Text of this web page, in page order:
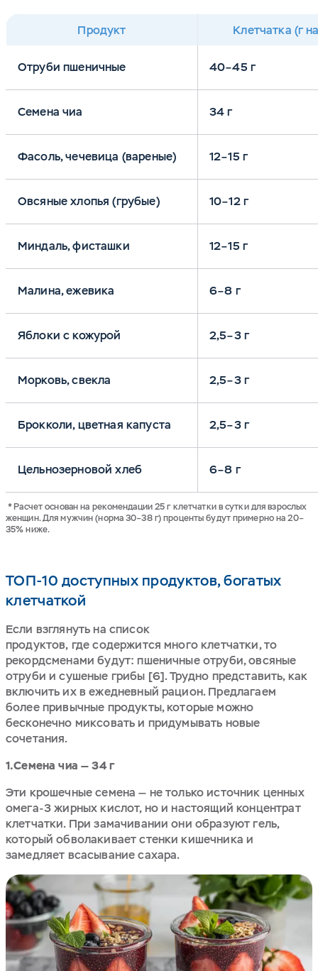
Продукт Клетчатка (г
Отруби пшеничные 40–45 г
Семена чиа 34 г
Фасоль, чечевица (вареные) 12–15 г
Овсяные хлопья (грубые) 10–12 г
Миндаль, фисташки 12–15 г
Малина, ежевика 6–8 г
Яблоки с кожурой 2,5–3 г
Морковь, свекла 2,5–3 г
Брокколи, цветная капуста 2,5–3 г
Цельнозерновой хлеб 6–8 г
* Расчет основан на рекомендации 25 г клетчатки в сутки для взрослых
женщин. Для мужчин (норма 30–38 г) проценты будут примерно на 20–
35% ниже.
ТОП-10 доступных продуктов, богатых
клетчаткой
Если взглянуть на список
продуктов, где содержится много клетчатки, то
рекордсменами будут: пшеничные отруби, овсяные
отруби и сушеные грибы [6]. Трудно представить, как
включить их в ежедневный рацион. Предлагаем
более привычные продукты, которые можно
бесконечно миксовать и придумывать новые
сочетания.
1.Семена чиа — 34 г
Эти крошечные семена — не только источник ценных
омега-3 жирных кислот, но и настоящий концентрат
клетчатки. При замачивании они образуют гель,
который обволакивает стенки кишечника и
замедляет всасывание сахара.